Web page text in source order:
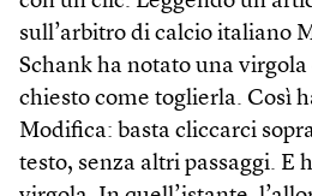
sull’arbitro di calcio italiano
Schank ha notato una virgola
chiesto come toglierla. Così
Modifica: basta cliccarci
testo, senza altri passaggi. E